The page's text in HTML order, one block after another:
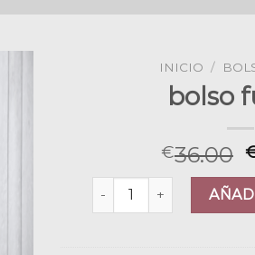
INICIO /
bolso
€36.00
bolso fucsia cantidad